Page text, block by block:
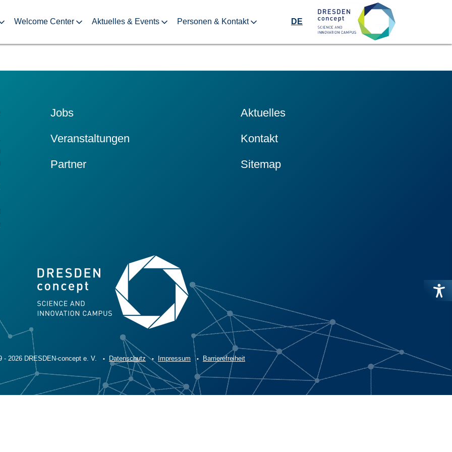
Welcome Center Aktuelles & Events Personen & Kontakt DE
Jobs Aktuelles
Veranstaltungen Kontakt
Partner Sitemap
- 2026 DRESDEN-concept e. V. Datenschutz Impressum Barrierefreiheit